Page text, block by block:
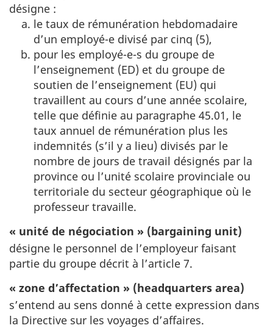
désigne :
le taux de rémunération hebdomadaire
d’un employé-e divisé par cinq (5),
pour les employé-e-s du groupe de
l’enseignement (ED) et du groupe de
soutien de l’enseignement (EU) qui
travaillent au cours d’une année scolaire,
telle que définie au paragraphe 45.01, le
taux annuel de rémunération plus les
indemnités (s’il y a lieu) divisés par le
nombre de jours de travail désignés par la
province ou l’unité scolaire provinciale ou
territoriale du secteur géographique où le
professeur travaille.
« unité de négociation » (bargaining unit)
désigne le personnel de l’employeur faisant
partie du groupe décrit à l’article 7.
« zone d’affectation » (headquarters area)
s’entend au sens donné à cette expression dans
la Directive sur les voyages d’affaires.